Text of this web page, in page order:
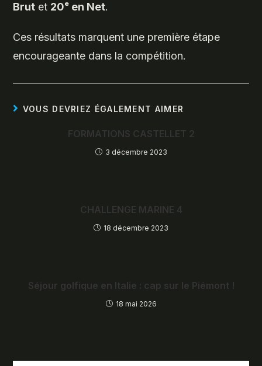
Brut et 20ᵉ en Net.
Ces résultats marquent une première étape
encourageante dans la compétition.
VOUS DEVRIEZ ÉGALEMENT AIMER
FORMATIONS CASTELLET 2
3 décembre 2023
CHALLENGE MARINE 4
18 décembre 2023
Séjour golfique en Italie : cap sur le Piémont !
18 mai 2026